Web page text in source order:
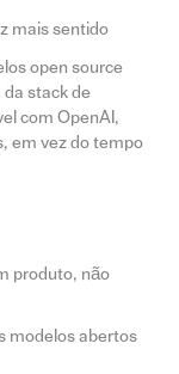
mais sentido
open source
stack de
com OpenAI,
em vez do tempo
produto, não
modelos abertos